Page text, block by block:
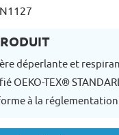
déperlante et
OEKO-TEX®
à la